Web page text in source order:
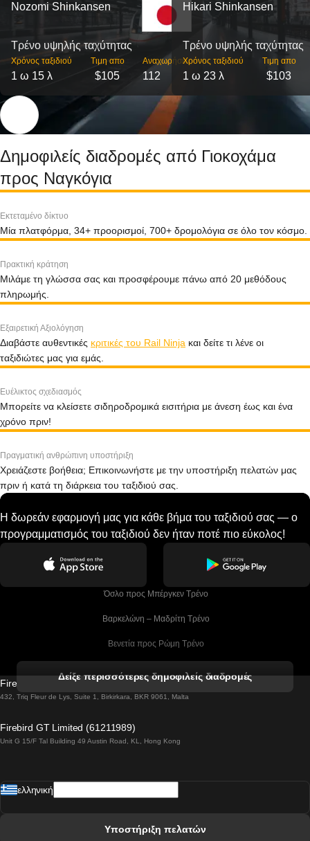
Nozomi Shinkansen
Τρένο υψηλής ταχύτητας
Χρόνος ταξιδιού
1 ω 15 λ
Τιμη απο
$105
Αναχωρήσεις
112
Hikari Shinkansen
Τρένο υψηλής ταχύτητας
Χρόνος ταξιδιού
1 ω 23 λ
Τιμη απο
$103
Δημοφιλείς διαδρομές από Γιοκοχάμα
προς Ναγκόγια
Εκτεταμένο δίκτυο
Μία πλατφόρμα, 34+ προορισμοί, 700+ δρομολόγια σε όλο τον κόσμο.
Πρακτική κράτηση
Μιλάμε τη γλώσσα σας και προσφέρουμε πάνω από 20 μεθόδους
πληρωμής.
Εξαιρετική Αξιολόγηση
Διαβάστε αυθεντικές κριτικές του Rail Ninja και δείτε τι λένε οι
ταξιδιώτες μας για εμάς.
Ευέλικτος σχεδιασμός
Μπορείτε να κλείσετε σιδηροδρομικά εισιτήρια με άνεση έως και ένα
χρόνο πριν!
Πραγματική ανθρώπινη υποστήριξη
Χρειάζεστε βοήθεια; Επικοινωνήστε με την υποστήριξη πελατών μας
πριν ή κατά τη διάρκεια του ταξιδιού σας.
Η δωρεάν εφαρμογή μας για κάθε βήμα του ταξιδιού σας — ο
προγραμματισμός του ταξιδιού δεν ήταν ποτέ πιο εύκολος!
Όσλο προς Μπέργκεν Tρένο
Βαρκελώνη – Μαδρίτη Tρένο
Βενετία προς Ρώμη Τρένο
Βιέννη προς Σάλτσμπουργκ Τρένα
Βουδαπέστη προς Πράγα Tρένο
Δείξε περισσότερες δημοφιλείς διαδρομές
Firebird GT Limited (OC 1451)
432, Triq Fleur de Lys, Suite 1, Birkirkara, BKR 9061, Malta
Firebird GT Limited (61211989)
Unit G 15/F Tal Building 49 Austin Road, KL, Hong Kong
ελληνική
Υποστήριξη πελατών